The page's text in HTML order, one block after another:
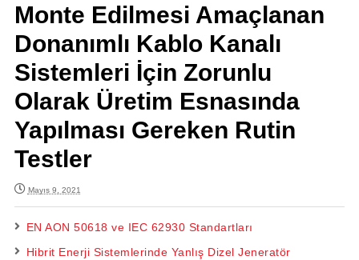
Monte Edilmesi Amaçlanan
Donanımlı Kablo Kanalı
Sistemleri İçin Zorunlu
Olarak Üretim Esnasında
Yapılması Gereken Rutin
Testler
Mayıs 9, 2021
EN AON 50618 ve IEC 62930 Standartları
Hibrit Enerji Sistemlerinde Yanlış Dizel Jeneratör